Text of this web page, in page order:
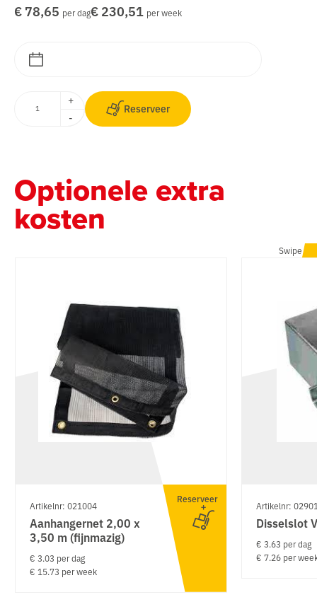
€ 78,65 per dag€ 230,51 per week
+
-
Reserveer
Optionele extra
kosten
Swipe
Artikelnr: 021004
Aanhangernet 2,00 x
3,50 m (fijnmazig)
€ 3.03 per dag
€ 15.73 per week
Reserveer
Artikelnr:
Disselslot
€ 3.63 per dag
€ 7.26 per